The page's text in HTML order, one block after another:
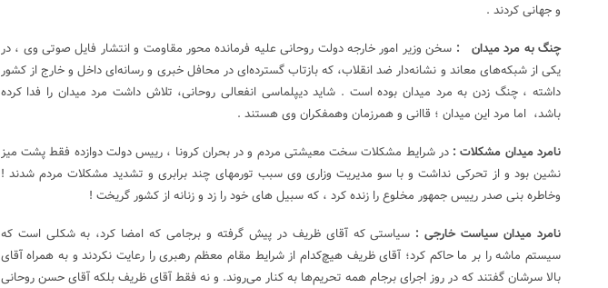
و جهانی کردند .
چنگ به مرد میدان : سخن وزیر امور خارجه دولت روحانی علیه فرمانده محور مقاومت و انتشار فایل صوتی وی ، در
یکی از شبکه‌های معاند و نشانه‌دار ضد انقلاب، که بازتاب گسترده‌ای در محافل خبری و رسانه‌ای داخل و خارج از کشور
داشته ، چنگ زدن به مرد میدان بوده است . شاید دیپلماسی انفعالی روحانی، تلاش داشت مرد میدان را فدا کرده
باشد، اما مرد این میدان ؛ قاانی و همرزمان وهمفکران وی هستند .
نامرد میدان مشکلات :در شرایط مشکلات سخت معیشتی مردم و در بحران کرونا ، رییس دولت دوازده فقط پشت میز
نشین بود و از تحرکی نداشت و با سو مدیریت وزاری وی سبب تورمهای چند برابری و تشدید مشکلات مردم شدند !
وخاطره بنی صدر رییس جمهور مخلوع را زنده کرد ، که سبیل های خود را زد و زنانه از کشور گریخت !
نامرد میدان سیاست خارجی : سیاستی که آقای ظریف در پیش گرفته و برجامی که امضا کرد، به شکلی است که
سیستم ماشه را بر ما حاکم کرد؛ آقای ظریف هیچ‌کدام از شرایط مقام معظم رهبری را رعایت نکردند و به همراه آقای
بالا سرشان گفتند که در روز اجرای برجام همه تحریم‌ها به کنار می‌روند. و نه فقط آقای ظریف بلکه آقای حسن روحانی